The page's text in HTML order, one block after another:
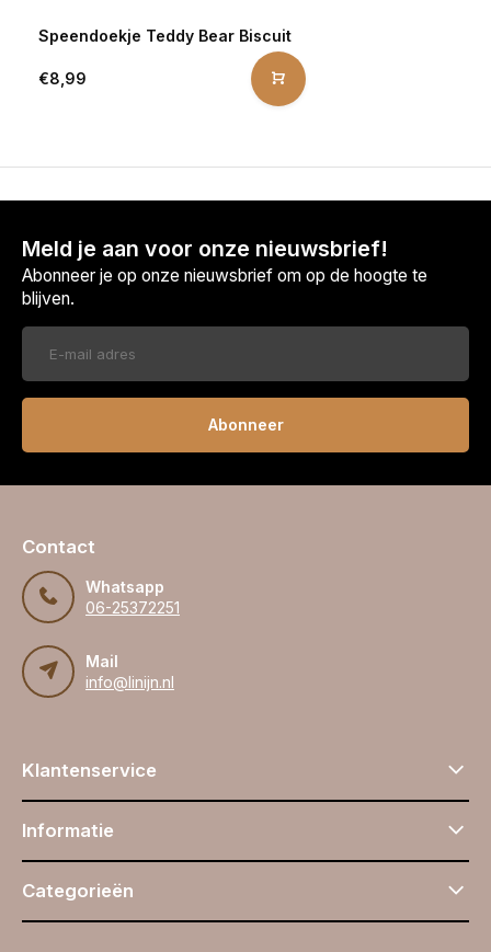
Speendoekje Teddy Bear Biscuit
€8,99
Meld je aan voor onze nieuwsbrief!
Abonneer je op onze nieuwsbrief om op de hoogte te
blijven.
Abonneer
Contact
Whatsapp
06-25372251
Mail
info@linijn.nl
Klantenservice
Informatie
Categorieën